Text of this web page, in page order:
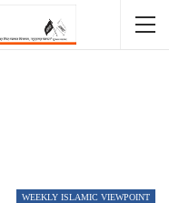
WEEKLY ISLAMIC VIEWPOINT